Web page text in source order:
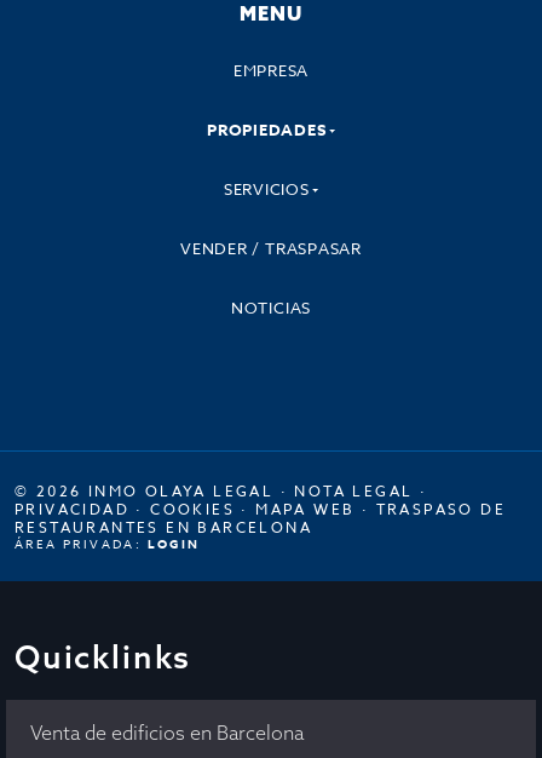
MENU
EMPRESA
PROPIEDADES
SERVICIOS
VENDER / TRASPASAR
NOTICIAS
© 2026 INMO OLAYA LEGAL · NOTA LEGAL ·
PRIVACIDAD ·COOKIES · MAPA WEB · TRASPASO DE
RESTAURANTES EN BARCELONA
ÁREA PRIVADA: LOGIN
Quicklinks
Venta de edificios en Barcelona